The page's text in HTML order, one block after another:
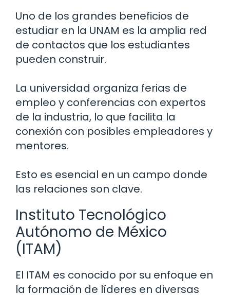
Uno de los grandes beneficios de
estudiar en la UNAM es la amplia red
de contactos que los estudiantes
pueden construir.
La universidad organiza ferias de
empleo y conferencias con expertos
de la industria, lo que facilita la
conexión con posibles empleadores y
mentores.
Esto es esencial en un campo donde
las relaciones son clave.
Instituto Tecnológico
Autónomo de México
(ITAM)
El ITAM es conocido por su enfoque en
la formación de líderes en diversas